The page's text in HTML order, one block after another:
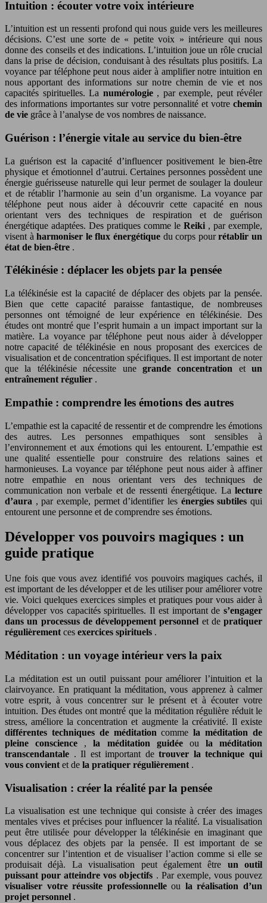
Intuition : écouter votre voix intérieure
L’intuition est un ressenti profond qui nous guide vers les meilleures
décisions. C’est une sorte de « petite voix » intérieure qui nous
donne des conseils et des indications. L’intuition joue un rôle crucial
dans la prise de décision, conduisant à des résultats plus positifs. La
voyance par téléphone peut nous aider à amplifier notre intuition en
nous apportant des informations sur notre chemin de vie et nos
capacités spirituelles. La numérologie , par exemple, peut révéler
des informations importantes sur votre personnalité et votre chemin
de vie grâce à l’analyse de vos nombres de naissance.
Guérison : l’énergie vitale au service du bien-être
La guérison est la capacité d’influencer positivement le bien-être
physique et émotionnel d’autrui. Certaines personnes possèdent une
énergie guérisseuse naturelle qui leur permet de soulager la douleur
et de rétablir l’harmonie au sein d’un organisme. La voyance par
téléphone peut nous aider à découvrir cette capacité en nous
orientant vers des techniques de respiration et de guérison
énergétique adaptées. Des pratiques comme le Reiki , par exemple,
visent àharmoniser le flux énergétique du corps pourrétablir un
état de bien-être .
Télékinésie : déplacer les objets par la pensée
La télékinésie est la capacité de déplacer des objets par la pensée.
Bien que cette capacité paraisse fantastique, de nombreuses
personnes ont témoigné de leur expérience en télékinésie. Des
études ont montré que l’esprit humain a un impact important sur la
matière. La voyance par téléphone peut nous aider à développer
notre capacité de télékinésie en nous proposant des exercices de
visualisation et de concentration spécifiques. Il est important de noter
que la télékinésie nécessite une grande concentration et un
entraînement régulier .
Empathie : comprendre les émotions des autres
L’empathie est la capacité de ressentir et de comprendre les émotions
des autres. Les personnes empathiques sont sensibles à
l’environnement et aux émotions qui les entourent. L’empathie est
une qualité essentielle pour construire des relations saines et
harmonieuses. La voyance par téléphone peut nous aider à affiner
notre empathie en nous orientant vers des techniques de
communication non verbale et de ressenti énergétique. La lecture
d’aura , par exemple, permet d’identifier les énergies subtilesqui
entourent une personne et de comprendre ses émotions.
Développer vos pouvoirs magiques : un
guide pratique
Une fois que vous avez identifié vos pouvoirs magiques cachés, il
est important de les développer et de les utiliser pour améliorer votre
vie. Voici quelques exercices simples et pratiques pour vous aider à
développer vos capacités spirituelles. Il est important de s’engager
dans un processus de développement personnel et de pratiquer
régulièrement ces exercices spirituels .
Méditation : un voyage intérieur vers la paix
La méditation est un outil puissant pour améliorer l’intuition et la
clairvoyance. En pratiquant la méditation, vous apprenez à calmer
votre esprit, à vous concentrer sur le présent et à écouter votre
intuition. Des études ont montré que la méditation régulière réduit le
stress, améliore la concentration et augmente la créativité. Il existe
différentes techniques de méditationcommela méditation de
pleine conscience ,la méditation guidée ou la méditation
transcendantale . Il est important detrouver la technique qui
vous convient et de la pratiquer régulièrement .
Visualisation : créer la réalité par la pensée
La visualisation est une technique qui consiste à créer des images
mentales vives et précises pour influencer la réalité. La visualisation
peut être utilisée pour développer la télékinésie en imaginant que
vous déplacez des objets par la pensée. Il est important de se
concentrer sur l’intention et de visualiser l’action comme si elle se
produisait déjà. La visualisation peut également être un outil
puissant pour atteindre vos objectifs . Par exemple, vous pouvez
visualiser votre réussite professionnelleou la réalisation d’un
projet personnel .